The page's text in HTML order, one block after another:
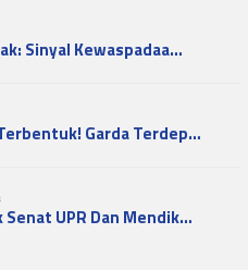
Sinyal Kewaspadaa…
Garda Terdep…
UPR Dan Mendik…